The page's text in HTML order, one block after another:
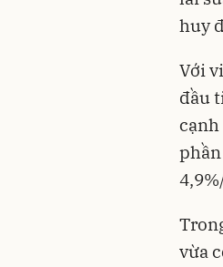
huy
Với
đầu
cạnh
vừa